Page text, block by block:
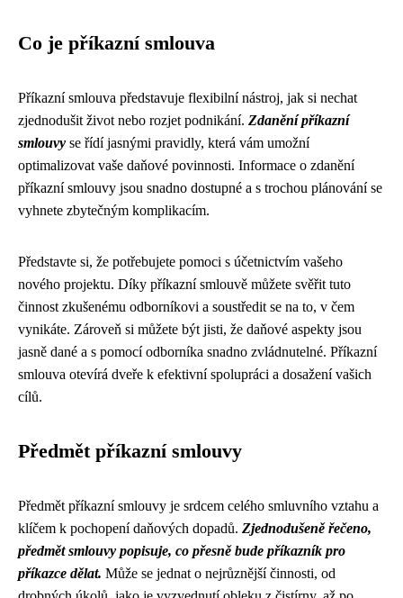
Co je příkazní smlouva
Příkazní smlouva představuje flexibilní nástroj, jak si nechat
zjednodušit život nebo rozjet podnikání. Zdanění příkazní
smlouvy se řídí jasnými pravidly, která vám umožní
optimalizovat vaše daňové povinnosti. Informace o zdanění
příkazní smlouvy jsou snadno dostupné a s trochou plánování se
vyhnete zbytečným komplikacím.
Představte si, že potřebujete pomoci s účetnictvím vašeho
nového projektu. Díky příkazní smlouvě můžete svěřit tuto
činnost zkušenému odborníkovi a soustředit se na to, v čem
vynikáte. Zároveň si můžete být jisti, že daňové aspekty jsou
jasně dané a s pomocí odborníka snadno zvládnutelné. Příkazní
smlouva otevírá dveře k efektivní spolupráci a dosažení vašich
cílů.
Předmět příkazní smlouvy
Předmět příkazní smlouvy je srdcem celého smluvního vztahu a
klíčem k pochopení daňových dopadů. Zjednodušeně řečeno,
předmět smlouvy popisuje, co přesně bude příkazník pro
příkazce dělat. Může se jednat o nejrůznější činnosti, od